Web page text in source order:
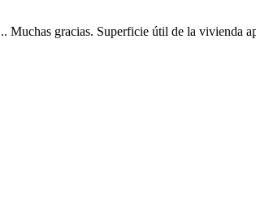
Muchas gracias. Superficie útil de la vivienda